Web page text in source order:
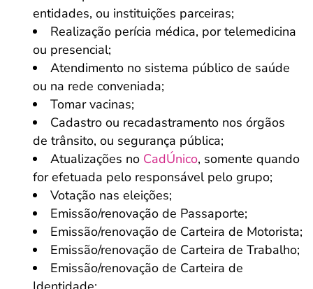
entidades, ou instituições parceiras;
Realização perícia médica, por telemedicina
ou presencial;
Atendimento no sistema público de saúde
ou na rede conveniada;
Tomar vacinas;
Cadastro ou recadastramento nos órgãos
de trânsito, ou segurança pública;
Atualizações no CadÚnico, somente quando
for efetuada pelo responsável pelo grupo;
Votação nas eleições;
Emissão/renovação de Passaporte;
Emissão/renovação de Carteira de Motorista;
Emissão/renovação de Carteira de Trabalho;
Emissão/renovação de Carteira de